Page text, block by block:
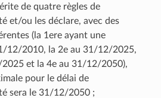
de quatre règles de
et/ou les déclare, avec des
(la 1ere ayant une
12/2010, la 2e au 31/12/2025,
2025 et la 4e au 31/12/2050),
pour le délai de
sera le 31/12/2050 ;